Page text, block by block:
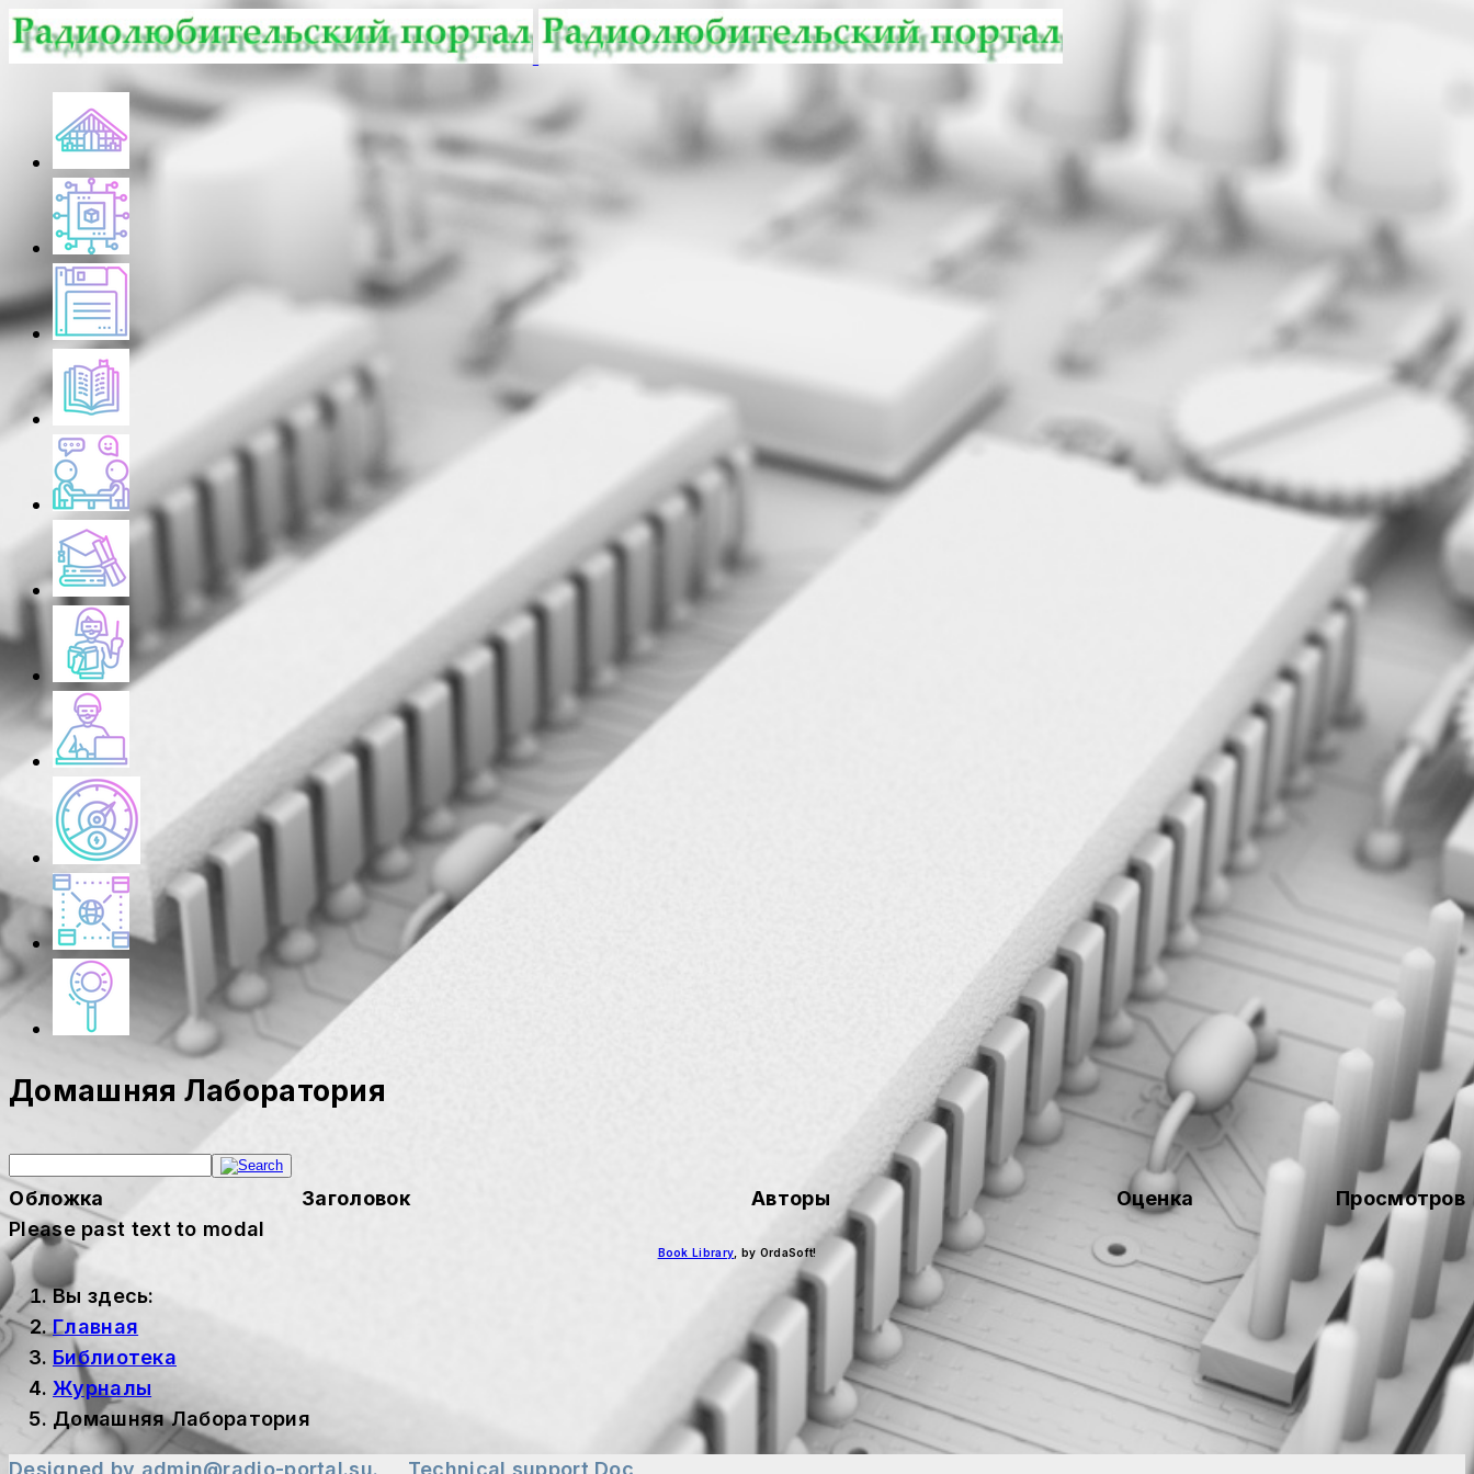
Домашняя Лаборатория
Обложка Заголовок Авторы Оценка
Просмотров
Please past text to modal
Book Library , by OrdaSoft!
Вы здесь:
Главная
Библиотека
Журналы
Домашняя Лаборатория
Designed by admin@radio-portal.su. Technical support Doc